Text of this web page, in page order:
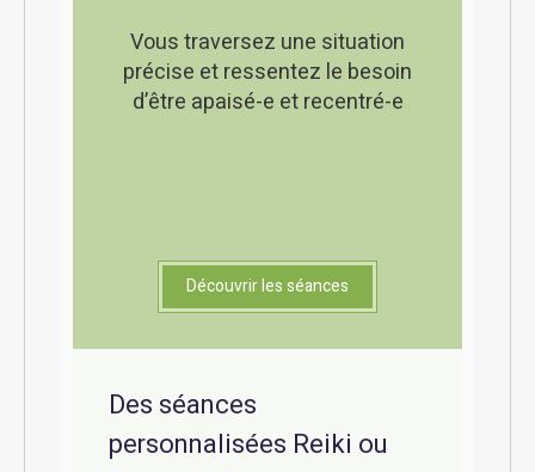
Vous traversez une situation
précise et ressentez le besoin
d’être apaisé-e et recentré-e
Découvrir les séances
Des séances
personnalisées Reiki ou